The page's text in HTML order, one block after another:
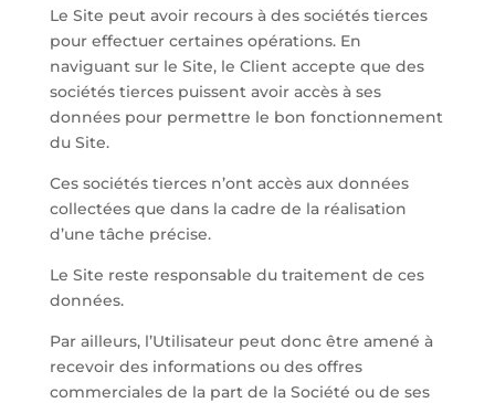
Le Site peut avoir recours à des sociétés tierces
pour effectuer certaines opérations. En
naviguant sur le Site, le Client accepte que des
sociétés tierces puissent avoir accès à ses
données pour permettre le bon fonctionnement
du Site.
Ces sociétés tierces n’ont accès aux données
collectées que dans la cadre de la réalisation
d’une tâche précise.
Le Site reste responsable du traitement de ces
données.
Par ailleurs, l’Utilisateur peut donc être amené à
recevoir des informations ou des offres
commerciales de la part de la Société ou de ses